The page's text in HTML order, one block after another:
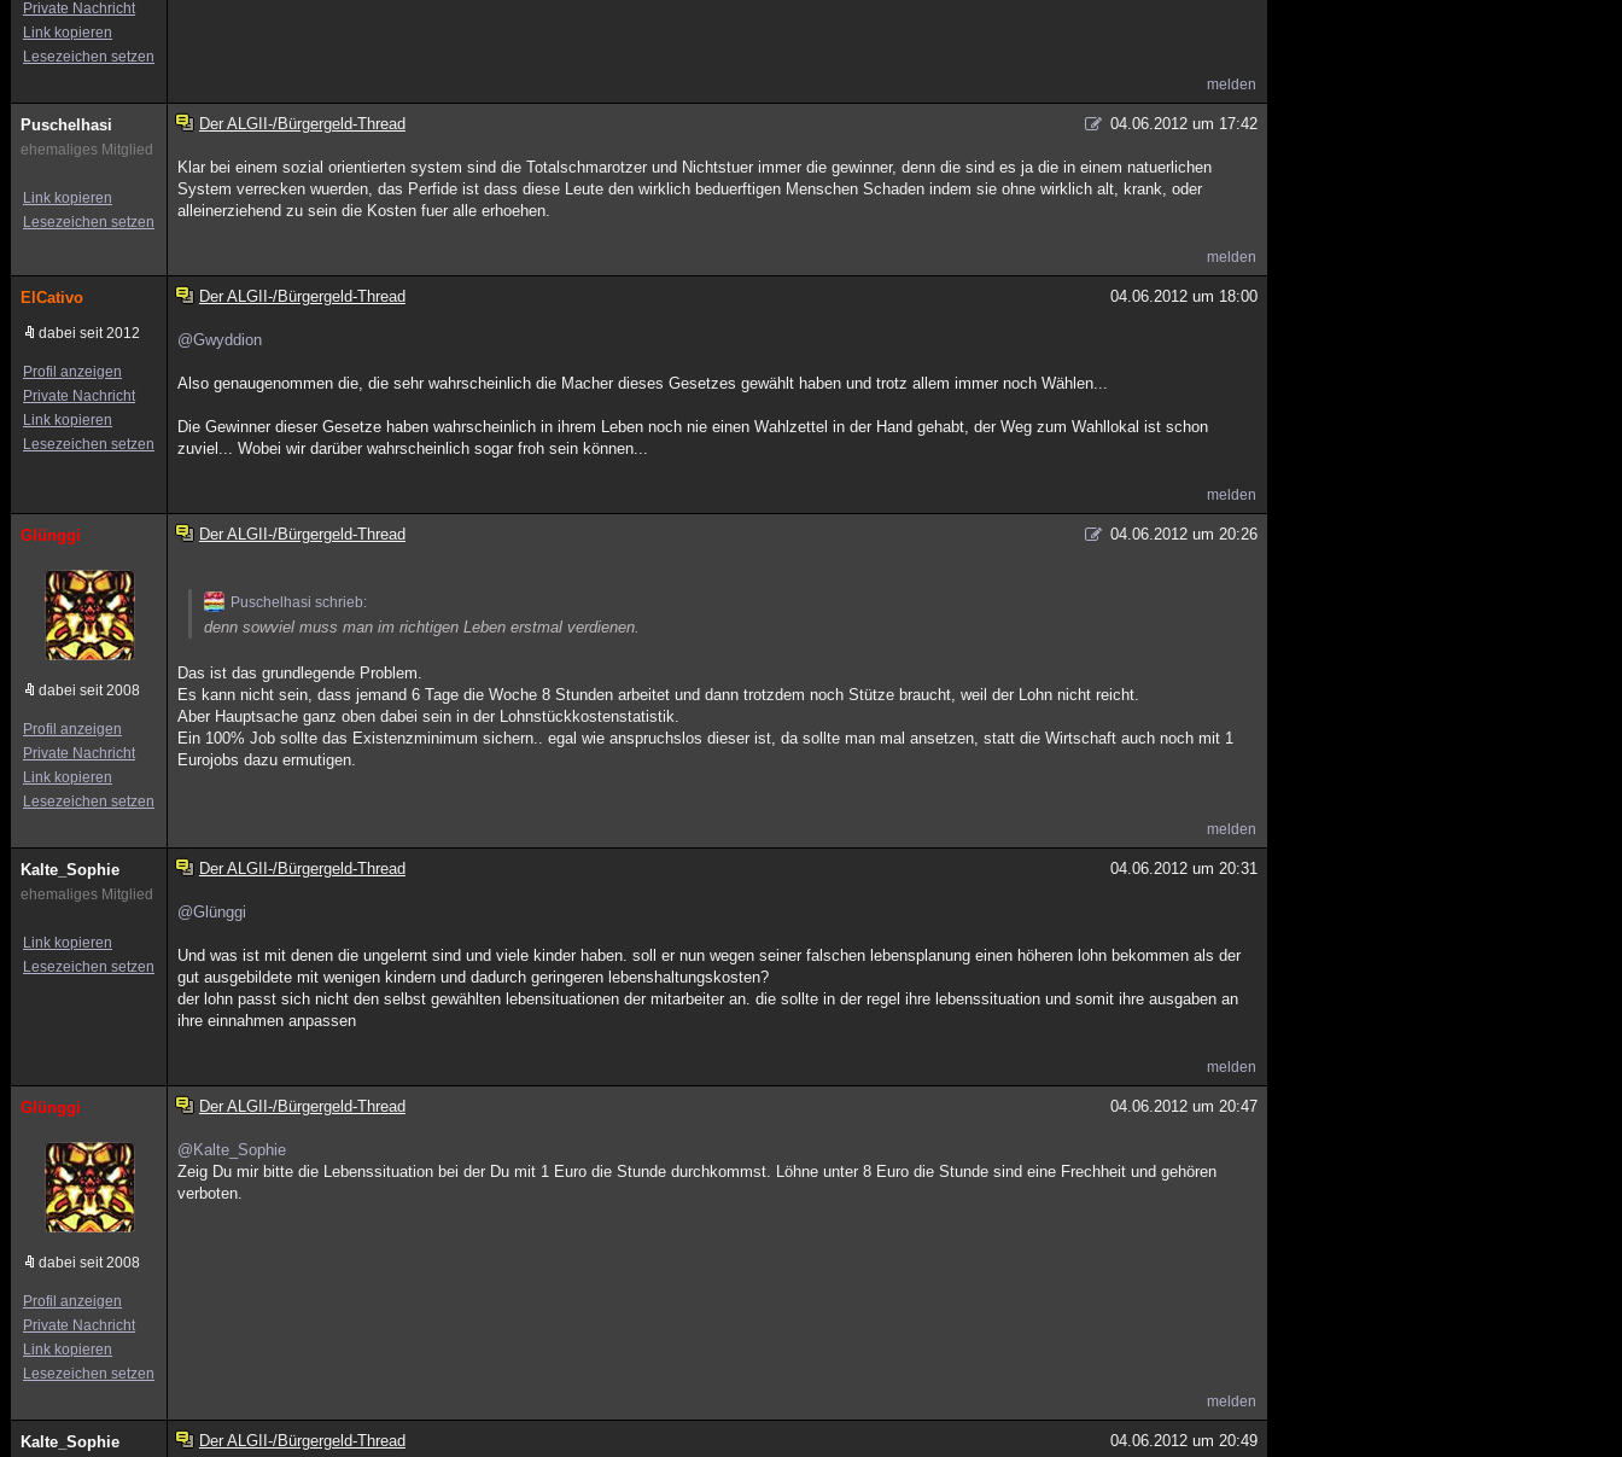
Private Nachricht
Link kopieren
Lesezeichen setzen
melden
Puschelhasi
ehemaliges Mitglied
Link kopieren
Lesezeichen setzen
Der ALGII-/Bürgergeld-Thread 04.06.2012 um 17:42
Klar bei einem sozial orientierten system sind die Totalschmarotzer und Nichtstuer immer die gewinner, denn die sind es ja die in einem natuerlichen
System verrecken wuerden, das Perfide ist dass diese Leute den wirklich beduerftigen Menschen Schaden indem sie ohne wirklich alt, krank, oder
alleinerziehend zu sein die Kosten fuer alle erhoehen.
melden
ElCativo
dabei seit 2012
Profil anzeigen
Private Nachricht
Link kopieren
Lesezeichen setzen
Der ALGII-/Bürgergeld-Thread 04.06.2012 um 18:00
@Gwyddion
Also genaugenommen die, die sehr wahrscheinlich die Macher dieses Gesetzes gewählt haben und trotz allem immer noch Wählen...
Die Gewinner dieser Gesetze haben wahrscheinlich in ihrem Leben noch nie einen Wahlzettel in der Hand gehabt, der Weg zum Wahllokal ist schon
zuviel... Wobei wir darüber wahrscheinlich sogar froh sein können...
melden
Glünggi
dabei seit 2008
Profil anzeigen
Private Nachricht
Link kopieren
Lesezeichen setzen
Der ALGII-/Bürgergeld-Thread 04.06.2012 um 20:26
Puschelhasi schrieb:
denn sowviel muss man im richtigen Leben erstmal verdienen.
Das ist das grundlegende Problem.
Es kann nicht sein, dass jemand 6 Tage die Woche 8 Stunden arbeitet und dann trotzdem noch Stütze braucht, weil der Lohn nicht reicht.
Aber Hauptsache ganz oben dabei sein in der Lohnstückkostenstatistik.
Ein 100% Job sollte das Existenzminimum sichern.. egal wie anspruchslos dieser ist, da sollte man mal ansetzen, statt die Wirtschaft auch noch mit 1
Eurojobs dazu ermutigen.
melden
Kalte_Sophie
ehemaliges Mitglied
Link kopieren
Lesezeichen setzen
Der ALGII-/Bürgergeld-Thread 04.06.2012 um 20:31
@Glünggi
Und was ist mit denen die ungelernt sind und viele kinder haben. soll er nun wegen seiner falschen lebensplanung einen höheren lohn bekommen als der
gut ausgebildete mit wenigen kindern und dadurch geringeren lebenshaltungskosten?
der lohn passt sich nicht den selbst gewählten lebensituationen der mitarbeiter an. die sollte in der regel ihre lebenssituation und somit ihre ausgaben an
ihre einnahmen anpassen
melden
Glünggi
dabei seit 2008
Profil anzeigen
Private Nachricht
Link kopieren
Lesezeichen setzen
Der ALGII-/Bürgergeld-Thread 04.06.2012 um 20:47
@Kalte_Sophie
Zeig Du mir bitte die Lebenssituation bei der Du mit 1 Euro die Stunde durchkommst. Löhne unter 8 Euro die Stunde sind eine Frechheit und gehören
verboten.
melden
Kalte_Sophie Der ALGII-/Bürgergeld-Thread 04.06.2012 um 20:49